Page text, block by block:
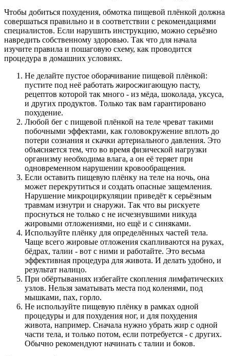
Чтобы добиться похудения, обмотка пищевой плёнкой должна
совершаться правильно и в соответствии с рекомендациями
специалистов. Если нарушить инструкцию, можно серьёзно
навредить собственному здоровью. Так что для начала
изучите правила и пошаговую схему, как проводится
процедура в домашних условиях.
Не делайте пустое оборачивание пищевой плёнкой:
пустите под неё работать жиросжигающую пасту,
рецептов которой так много - из мёда, шоколада, уксуса,
и других продуктов. Только так вам гарантировано
похудение.
Любой бег с пищевой плёнкой на теле чреват такими
побочными эффектами, как головокружение вплоть до
потери сознания и скачки артериального давления. Это
объясняется тем, что во время физической нагрузки
организму необходима влага, а он её теряет при
одновременном нарушении кровообращения.
Если оставить пищевую плёнку на теле на ночь, она
может перекрутиться и создать опасные защемления.
Нарушение микроциркуляции приведёт к серьёзным
травмам изнутри и снаружи. Так что вы рискуете
проснуться не только с не исчезнувшими никуда
жировыми отложениями, но ещё и с синяками.
Используйте плёнку для определённых частей тела.
Чаще всего жировые отложения скапливаются на руках,
бёдрах, талии - вот с ними и работайте. Это весьма
эффективная процедура для живота. И делать удобно, и
результат налицо.
При обёртываниях избегайте скопления лимфатических
узлов. Нельзя заматывать места под коленями, под
мышками, пах, горло.
Не используйте пищевую плёнку в рамках одной
процедуры и для похудения ног, и для похудения
живота, например. Сначала нужно убрать жир с одной
части тела, и только потом, если потребуется - с других.
Обычно рекомендуют начинать с талии и боков.